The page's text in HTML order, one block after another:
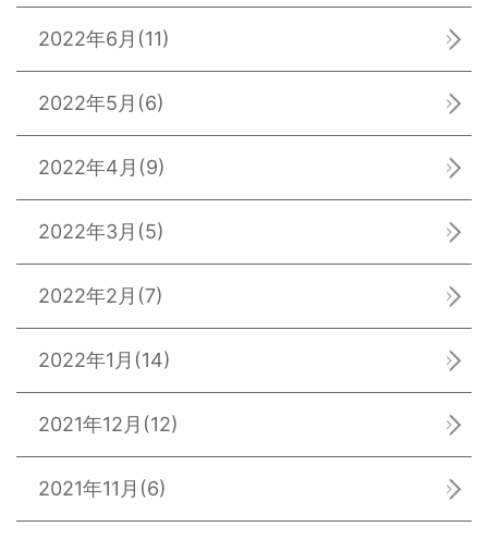
2022年6月 (11)
2022年5月 (6)
2022年4月 (9)
2022年3月 (5)
2022年2月 (7)
2022年1月 (14)
2021年12月 (12)
2021年11月 (6)